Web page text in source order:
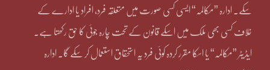
سکے۔ ادارہ ”مکالمہ“ ایسی کسی صورت میں متعلقہ فرد، افراد یا ادارے کے
خلاف کسی بھی ملک میں اسکے قانون کے تحت چارہ جوئی کا حق رکھتا ہے۔
ایڈیٹر ”مکالمہ“ یا اسکا مقرر کردہ کوئی فرد یہ استحقاق استعمال کر سکے گا۔ ادارہ